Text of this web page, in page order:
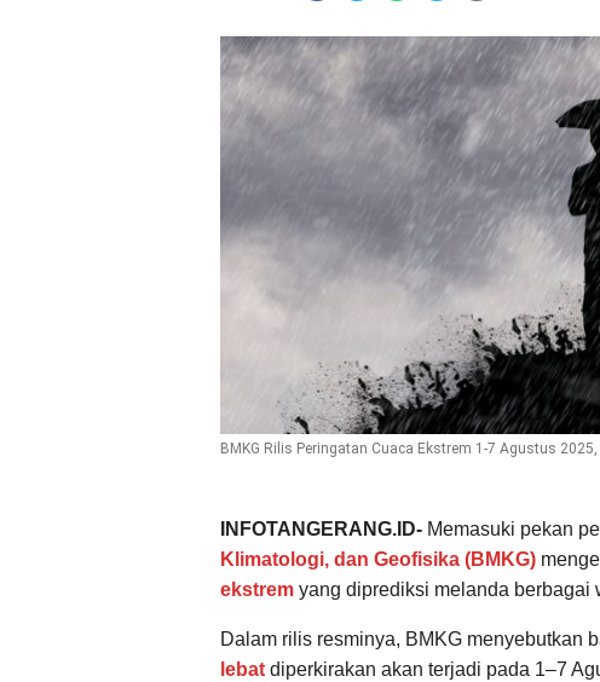
BMKG Rilis Peringatan Cuaca Ekstrem 1-7 Agustus
INFOTANGERANG.ID- Memasuki pekan
Klimatologi, dan Geofisika (BMKG)
ekstrem yang diprediksi melanda berbagai
Dalam rilis resminya, BMKG menyebutkan
lebat diperkirakan akan terjadi pada 1–7